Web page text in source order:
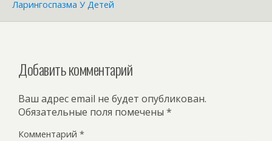
Ларингоспазма У Детей
Добавить комментарий
Ваш адрес email не будет опубликован.
Обязательные поля помечены *
Комментарий *